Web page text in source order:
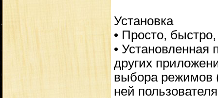
Установка
• Просто,
• Установленная
других
выбора режимов
ней